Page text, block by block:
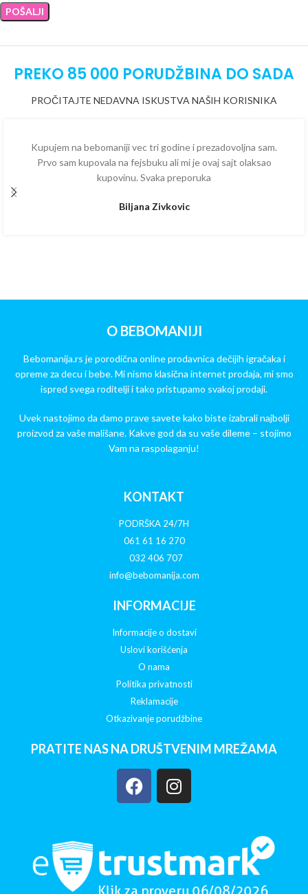
PREKO 85 000 PORUDŽBINA DO SADA
PROČITAJTE NEDAVNA ISKUSTVA NAŠIH KORISNIKA
Kupujem na bebomaniji vec tri godine i prezadovoljna sam.
Prvo sam kupovala na fejsbuku ali mi je ovaj sajt olaksao
kupovinu. Svaka preporuka
Biljana Zivkovic
O BEBOMANIJI
Bebomanija.rs je porodična online prodavnica dečijih igračaka i
opreme za decu i bebe. Mi nismo klasična internet prodaja, mi smo
ispred svega roditelji i tako pristupamo svakoj prodaji.
Uvek nastojimo da damo prave savete kako biste izabrali najbolji
proizvod za vaše mališane. Kakve god da su vaše dileme – stojimo
Vam na raspolaganju!
KONTAKT
PODRŠKA 24/7H
061 61 16 270
032 406 707
info@bebomanija.com
INFORMACIJE
Informacije o dostavi
Uslovi korišćenja
O nama
Politika privatnosti
Reklamacije
Otkazivanje porudžbine
PRATITE NAS NA DRUŠTVENIM MREŽAMA